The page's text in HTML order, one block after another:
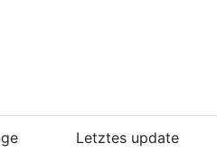
Letztes update